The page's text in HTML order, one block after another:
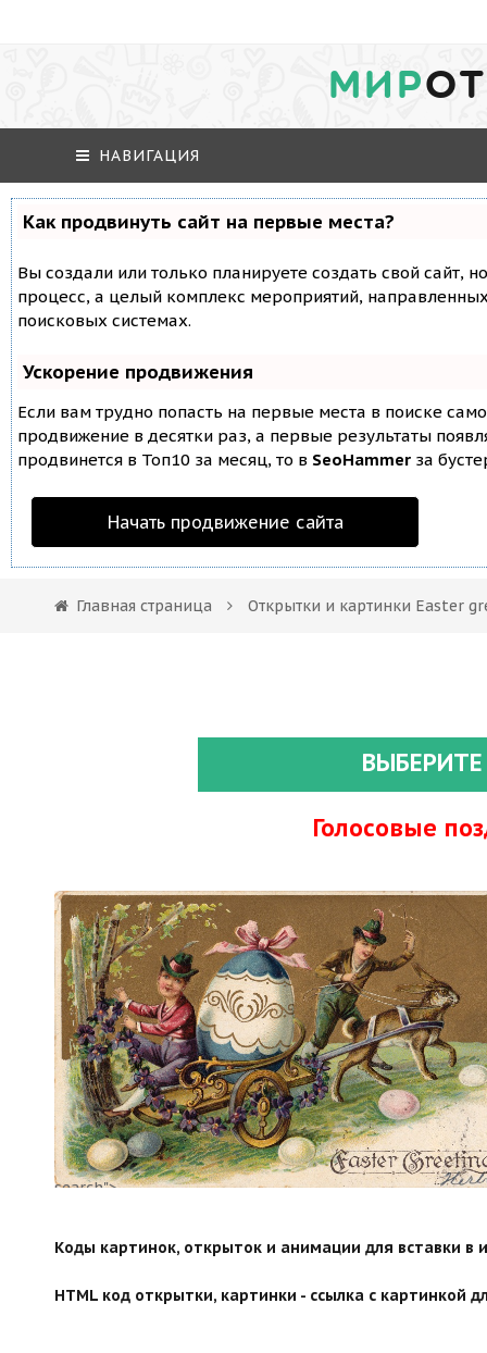
МИР
НАВИГАЦИЯ
Как продвинуть сайт на первые места?
Вы создали или только планируете создать свой сайт,
процесс, а целый комплекс мероприятий,
поисковых системах.
Ускорение продвижения
Если вам трудно попасть на первые места в поиске
продвижение в десятки раз, а первые результаты
продвинется в Топ10 за месяц, то в SeoHammer за
Начать продвижение сайта
Главная страница Открытки и картинки Easter
Голосовые
search">
Коды картинок, открыток и анимации для вставки в
HTML код открытки, картинки - ссылка с картинкой